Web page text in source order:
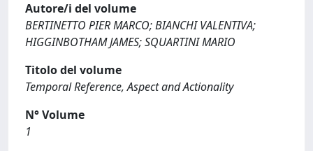
Autore/i del volume
BERTINETTO PIER MARCO; BIANCHI VALENTIVA;
HIGGINBOTHAM JAMES; SQUARTINI MARIO
Titolo del volume
Temporal Reference, Aspect and Actionality
N° Volume
1